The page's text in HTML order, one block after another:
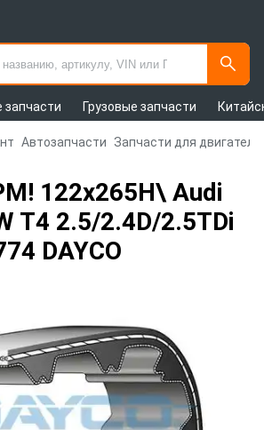
запчасти Грузовые запчасти
Автозапчасти Запчасти для двигателя
122x265H\ Audi
T4 2.5/2.4D/2.5TDi
DAYCO